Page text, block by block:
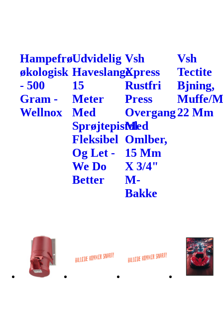
Hampefrø
økologisk
- 500
Gram -
Wellnox
Udvidelig
Haveslange
15
Meter
Med
Sprøjtepistol
Fleksibel
Og Let -
We Do
Better
Vsh
Xpress
Rustfri
Press
Overgang
Med
Omlber,
15 Mm
X 3/4"
M-
Bakke
Vsh
Tectite
Bjning,
Muffe/
22 Mm